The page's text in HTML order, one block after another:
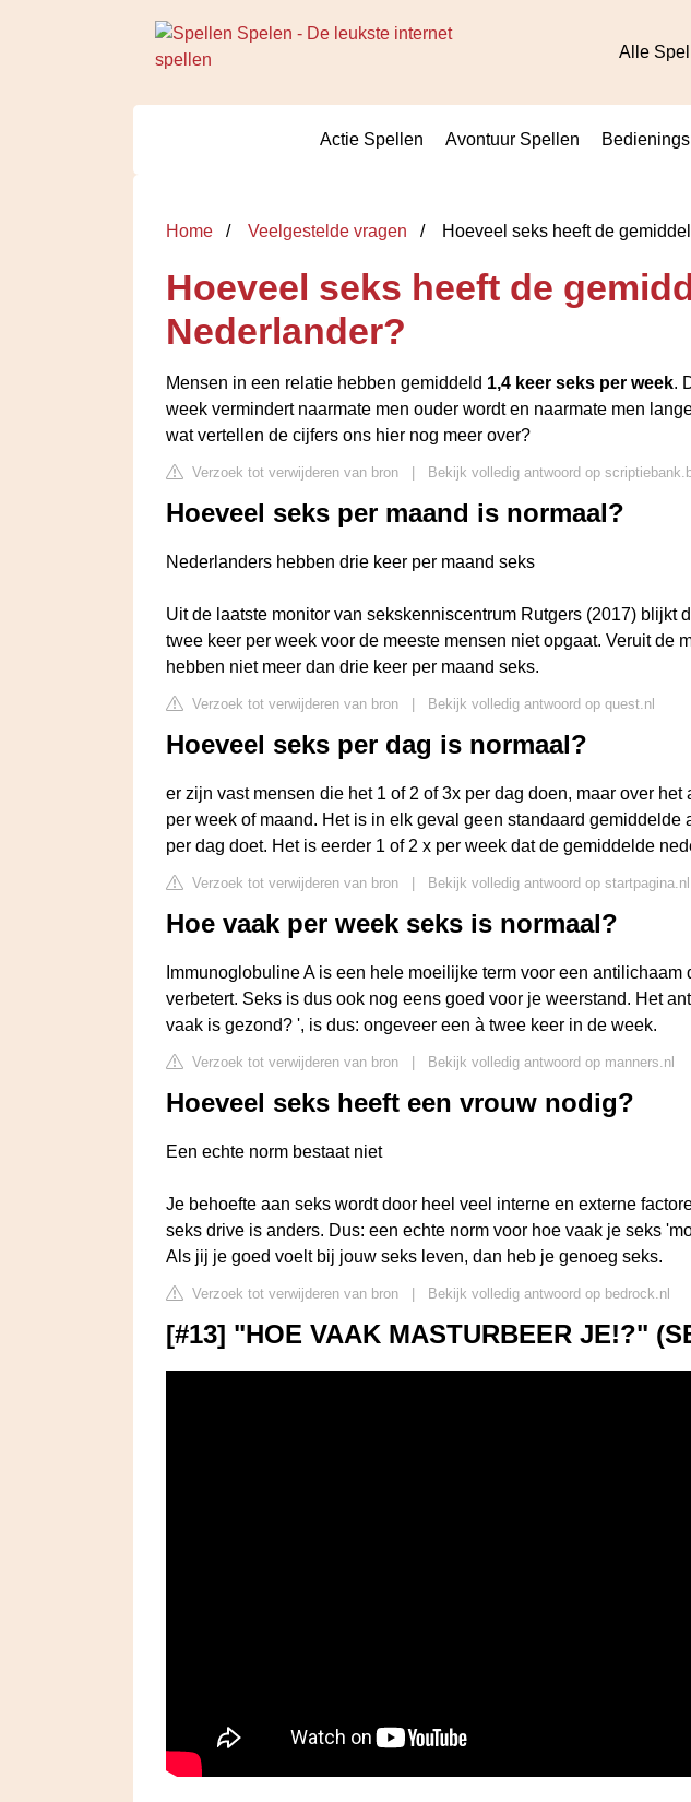
Alle
Actie Spellen Avontuur Spellen
Home Veelgestelde vragen Hoeveel seks heeft de
Hoeveel seks heeft de
Nederlander?
Mensen in een relatie hebben gemiddeld 1,4 keer seks per week.
week vermindert naarmate men ouder wordt en naarmate men
wat vertellen de cijfers ons hier nog meer over?
Verzoek tot verwijderen van bron Bekijk volledig antwoord op
Hoeveel seks per maand is normaal?
Nederlanders hebben drie keer per maand seks
Uit de laatste monitor van sekskenniscentrum Rutgers (2017) blijkt
twee keer per week voor de meeste mensen niet opgaat. Veruit de
hebben niet meer dan drie keer per maand seks.
Verzoek tot verwijderen van bron Bekijk volledig antwoord op quest.nl
Hoeveel seks per dag is normaal?
er zijn vast mensen die het 1 of 2 of 3x per dag doen, maar over het
per week of maand. Het is in elk geval geen standaard gemiddelde
per dag doet. Het is eerder 1 of 2 x per week dat de gemiddelde
Verzoek tot verwijderen van bron Bekijk volledig antwoord op startpagina.nl
Hoe vaak per week seks is normaal?
Immunoglobuline A is een hele moeilijke term voor een antilichaam
verbetert. Seks is dus ook nog eens goed voor je weerstand. Het
vaak is gezond? ', is dus: ongeveer een à twee keer in de week.
Verzoek tot verwijderen van bron Bekijk volledig antwoord op manners.nl
Hoeveel seks heeft een vrouw nodig?
Een echte norm bestaat niet
Je behoefte aan seks wordt door heel veel interne en externe
seks drive is anders. Dus: een echte norm voor hoe vaak je seks
Als jij je goed voelt bij jouw seks leven, dan heb je genoeg seks.
Verzoek tot verwijderen van bron Bekijk volledig antwoord op bedrock.nl
[#13] "HOE VAAK MASTURBEER JE!?"